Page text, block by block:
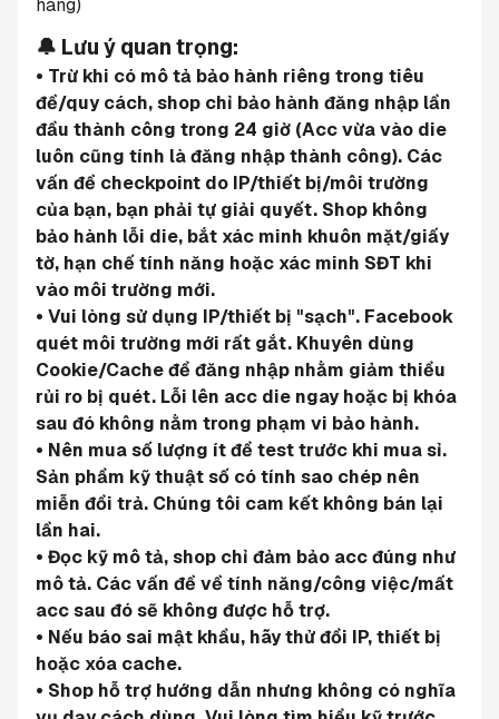
hàng)
🔔 Lưu ý quan trọng:
• Trừ khi có mô tả bảo hành riêng trong tiêu
đề/quy cách, shop chỉ bảo hành đăng nhập lần
đầu thành công trong 24 giờ (Acc vừa vào die
luôn cũng tính là đăng nhập thành công). Các
vấn đề checkpoint do IP/thiết bị/môi trường
của bạn, bạn phải tự giải quyết. Shop không
bảo hành lỗi die, bắt xác minh khuôn mặt/giấy
tờ, hạn chế tính năng hoặc xác minh SĐT khi
vào môi trường mới.
• Vui lòng sử dụng IP/thiết bị "sạch". Facebook
quét môi trường mới rất gắt. Khuyên dùng
Cookie/Cache để đăng nhập nhằm giảm thiểu
rủi ro bị quét. Lỗi lên acc die ngay hoặc bị khóa
sau đó không nằm trong phạm vi bảo hành.
• Nên mua số lượng ít để test trước khi mua sỉ.
Sản phẩm kỹ thuật số có tính sao chép nên
miễn đổi trả. Chúng tôi cam kết không bán lại
lần hai.
• Đọc kỹ mô tả, shop chỉ đảm bảo acc đúng như
mô tả. Các vấn đề về tính năng/công việc/mất
acc sau đó sẽ không được hỗ trợ.
• Nếu báo sai mật khẩu, hãy thử đổi IP, thiết bị
hoặc xóa cache.
• Shop hỗ trợ hướng dẫn nhưng không có nghĩa